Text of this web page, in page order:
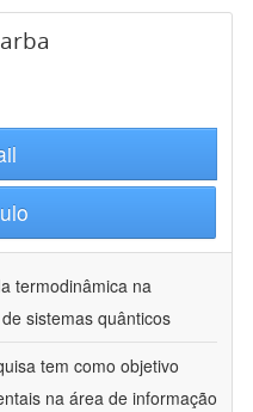
termodinâmica na
sistemas quânticos
tem como objetivo
na área de informação